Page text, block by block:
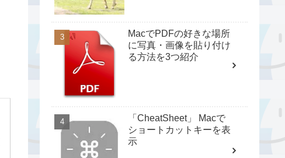
MacでPDFの好きな場所
に写真・画像を貼り付け
る方法を3つ紹介
「CheatSheet」 Macで
ショートカットキーを表
示